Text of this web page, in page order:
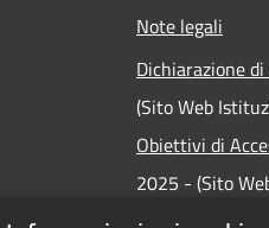
Note legali
Dichiarazione
(Sito Web
Obiettivi di
2025 - (Sito
Dichiarazione di